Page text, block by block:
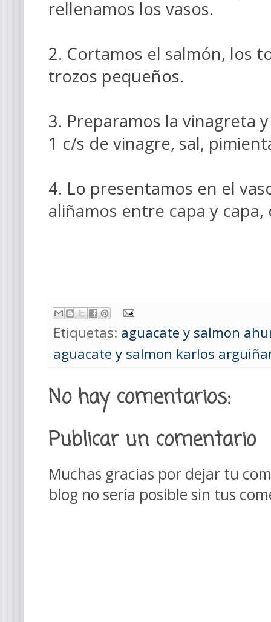
rellenamos los vasos.
2. Cortamos el salmón, los
trozos pequeños.
3. Preparamos la vinagreta
1 c/s de vinagre, sal,
4. Lo presentamos en el
aliñamos entre capa y
Etiquetas: aguacate y salmon
aguacate y salmon karlos
No hay comentarios:
Publicar un comentario
Muchas gracias por dejar tu
blog no sería posible sin tus